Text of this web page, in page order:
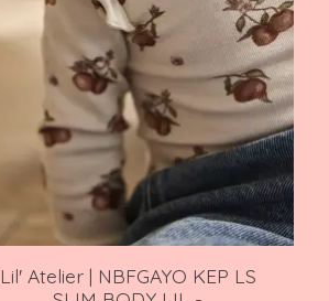
Lil' Atelier | NBFGAYO KEP LS